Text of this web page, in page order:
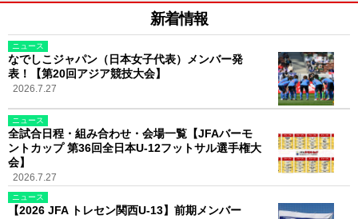
新着情報
ニュース
なでしこジャパン（日本女子代表）メンバー発
表！【第20回アジア競技大会】
2026.7.27
ニュース
全試合日程・組み合わせ・会場一覧【JFAバーモ
ントカップ 第36回全日本U-12フットサル選手権大
会】
2026.7.27
ニュース
【2026 JFA トレセン関西U-13】前期メンバー